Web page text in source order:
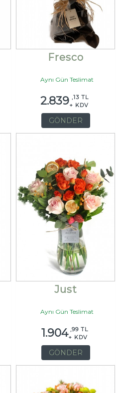
Fresco
Aynı Gün Teslimat
2.839 ,13 TL
+ KDV
GÖNDER
Just
Aynı Gün Teslimat
1.904 ,99 TL
+ KDV
GÖNDER